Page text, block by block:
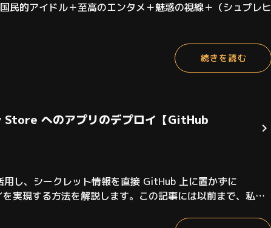
民的アイドル＋至高のエンタメ＋魅惑の視線＋（シュプレヒ
続きを読む
へのアプリのデプロイ【GitHub
し、シークレット情報を直接 GitHub 上に置かずに
現する方法を解説します。この記事には以前まで、私が